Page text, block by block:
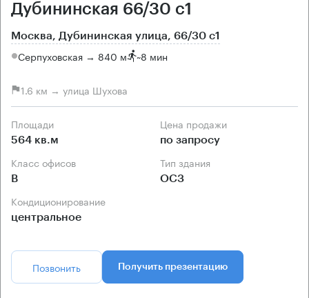
Дубининская 66/30 с1
Москва, Дубининская улица, 66/30 с1
Серпуховская → 840 м ~8 мин
1.6 км → улица Шухова
Площади
564 кв.м
Цена продажи
по запросу
Класс офисов
B
Тип здания
ОСЗ
Кондиционирование
центральное
Позвонить Получить презентацию